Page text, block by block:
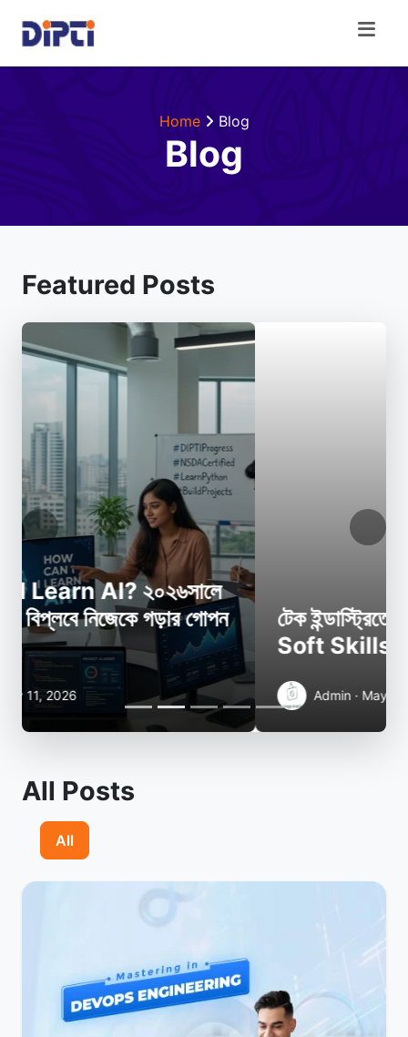
Home Blog
Blog
Featured Posts
টেক ইন্ডাস্ট্রিতে সফলতার অদৃশ্য শক্তি:
Soft Skills for Tech
Admin · May 11, 2026
Previous Next
All Posts
All